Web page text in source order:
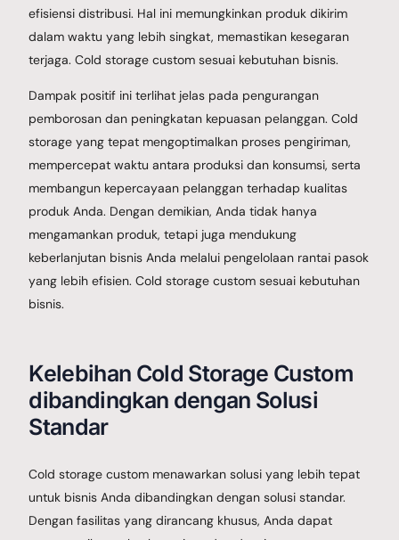
efisiensi distribusi. Hal ini memungkinkan produk dikirim
dalam waktu yang lebih singkat, memastikan kesegaran
terjaga. Cold storage custom sesuai kebutuhan bisnis.
Dampak positif ini terlihat jelas pada pengurangan
pemborosan dan peningkatan kepuasan pelanggan. Cold
storage yang tepat mengoptimalkan proses pengiriman,
mempercepat waktu antara produksi dan konsumsi, serta
membangun kepercayaan pelanggan terhadap kualitas
produk Anda. Dengan demikian, Anda tidak hanya
mengamankan produk, tetapi juga mendukung
keberlanjutan bisnis Anda melalui pengelolaan rantai pasok
yang lebih efisien. Cold storage custom sesuai kebutuhan
bisnis.
Kelebihan Cold Storage Custom
dibandingkan dengan Solusi
Standar
Cold storage custom menawarkan solusi yang lebih tepat
untuk bisnis Anda dibandingkan dengan solusi standar.
Dengan fasilitas yang dirancang khusus, Anda dapat